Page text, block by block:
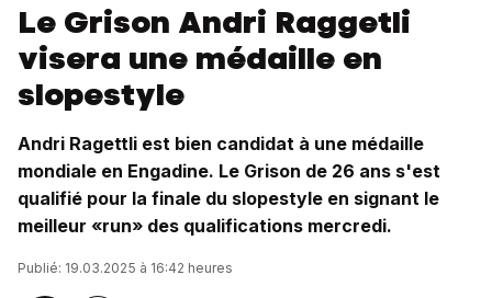
Le Grison Andri Raggetli
visera une médaille en
slopestyle
Andri Ragettli est bien candidat à une médaille
mondiale en Engadine. Le Grison de 26 ans s'est
qualifié pour la finale du slopestyle en signant le
meilleur «run» des qualifications mercredi.
Publié: 19.03.2025 à 16:42 heures